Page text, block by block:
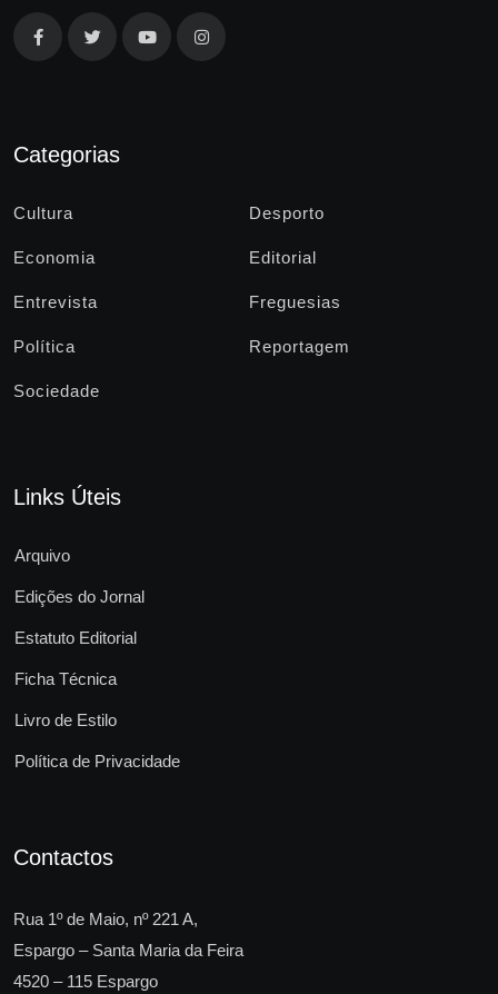
Categorias
Cultura Desporto
Economia Editorial
Entrevista Freguesias
Política Reportagem
Sociedade
Links Úteis
Arquivo
Edições do Jornal
Estatuto Editorial
Ficha Técnica
Livro de Estilo
Política de Privacidade
Contactos
Rua 1º de Maio, nº 221 A,
Espargo – Santa Maria da Feira
4520 – 115 Espargo